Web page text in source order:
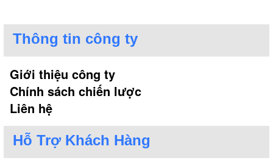
Thông tin công ty
Giới thiệu công ty
Chính sách chiến lược
Liên hệ
Hỗ Trợ Khách Hàng